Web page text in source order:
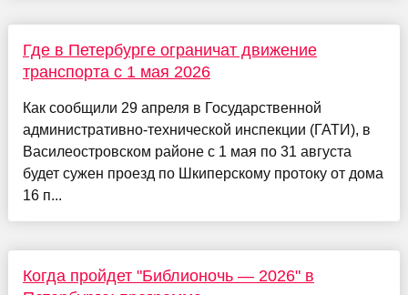
Где в Петербурге ограничат движение
транспорта с 1 мая 2026
Как сообщили 29 апреля в Государственной
административно-технической инспекции (ГАТИ), в
Василеостровском районе с 1 мая по 31 августа
будет сужен проезд по Шкиперскому протоку от дома
16 п...
Когда пройдет "Библионочь — 2026" в